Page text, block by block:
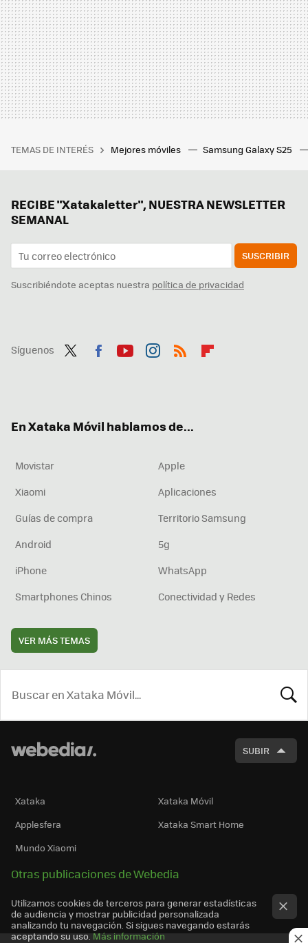
TEMAS DE INTERÉS Mejores móviles Samsung Galaxy S25
RECIBE "Xatakaletter", NUESTRA NEWSLETTER
SEMANAL
SUSCRIBIR
Suscribiéndote aceptas nuestra política de privacidad
Síguenos
En Xataka Móvil hablamos de...
Movistar
Apple
Xiaomi
Aplicaciones
Guías de compra
Territorio Samsung
Android
5g
iPhone
WhatsApp
Smartphones Chinos
Conectividad y Redes
VER MÁS TEMAS
SUBIR
Xataka
Xataka Móvil
Applesfera
Xataka Smart Home
Mundo Xiaomi
Otras publicaciones de Webedia
Utilizamos cookies de terceros para generar estadísticas
de audiencia y mostrar publicidad personalizada
analizando tu navegación. Si sigues navegando estarás
aceptando su uso. Más información